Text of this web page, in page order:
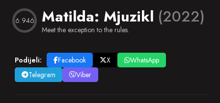
6.946 Matilda: Mjuzikl (2022)
Meet the exception to the rules.
Podijeli: Facebook X
WhatsApp
Telegram
Viber